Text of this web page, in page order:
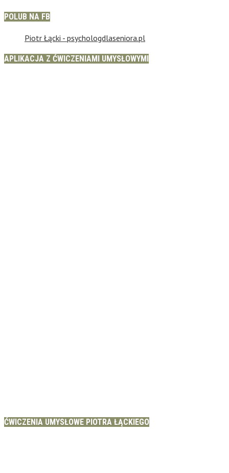
POLUB NA FB
Piotr Łącki - psychologdlaseniora.pl
APLIKACJA Z ĆWICZENIAMI UMYSŁOWYMI
ĆWICZENIA UMYSŁOWE PIOTRA ŁĄCKIEGO